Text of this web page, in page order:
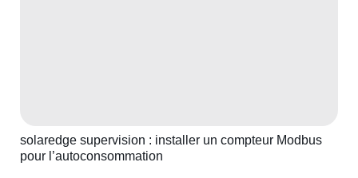
solaredge supervision : installer un compteur Modbus
pour l’autoconsommation